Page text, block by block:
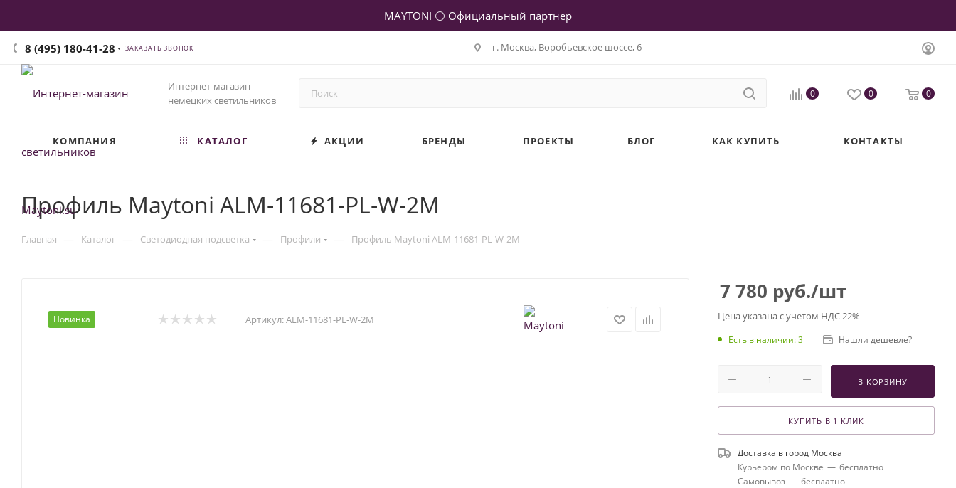
MAYTONI ⚪ Официальный партнер
8 (495) 180-41-28 ЗАКАЗАТЬ ЗВОНОК г. Москва, Воробьевское шоссе, 6
Интернет-магазин
немецких светильников
0 0 0
КОМПАНИЯ КАТАЛОГ АКЦИИ БРЕНДЫ ПРОЕКТЫ БЛОГ КАК КУПИТЬ КОНТАКТЫ
Профиль Maytoni ALM-11681-PL-W-2M
Главная — Каталог — Светодиодная подсветка — Профили — Профиль Maytoni ALM-11681-PL-W-2M
Новинка Артикул:ALM-11681-PL-W-2M
7 780 руб./шт
Цена указана с учетом НДС 22%
Есть в наличии: 3 Нашли дешевле?
В КОРЗИНУ
КУПИТЬ В 1 КЛИК
Доставка в город Москва
Курьером по Москве — бесплатно
Самовывоз — бесплатно